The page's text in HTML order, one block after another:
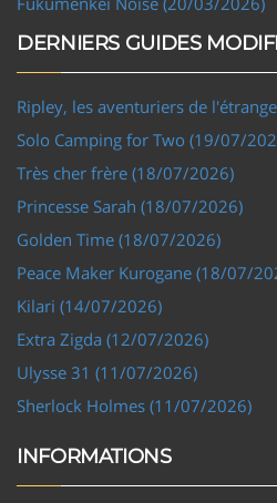
DERNIERS GUIDES
Ripley, les aventuriers de
Solo Camping for Two (19/07/
Très cher frère (18/07/2026)
Princesse Sarah (18/07/2026)
Golden Time (18/07/2026)
Peace Maker Kurogane (18/07/
Kilari (14/07/2026)
Extra Zigda (12/07/2026)
Ulysse 31 (11/07/2026)
Sherlock Holmes (11/07/2026)
INFORMATIONS